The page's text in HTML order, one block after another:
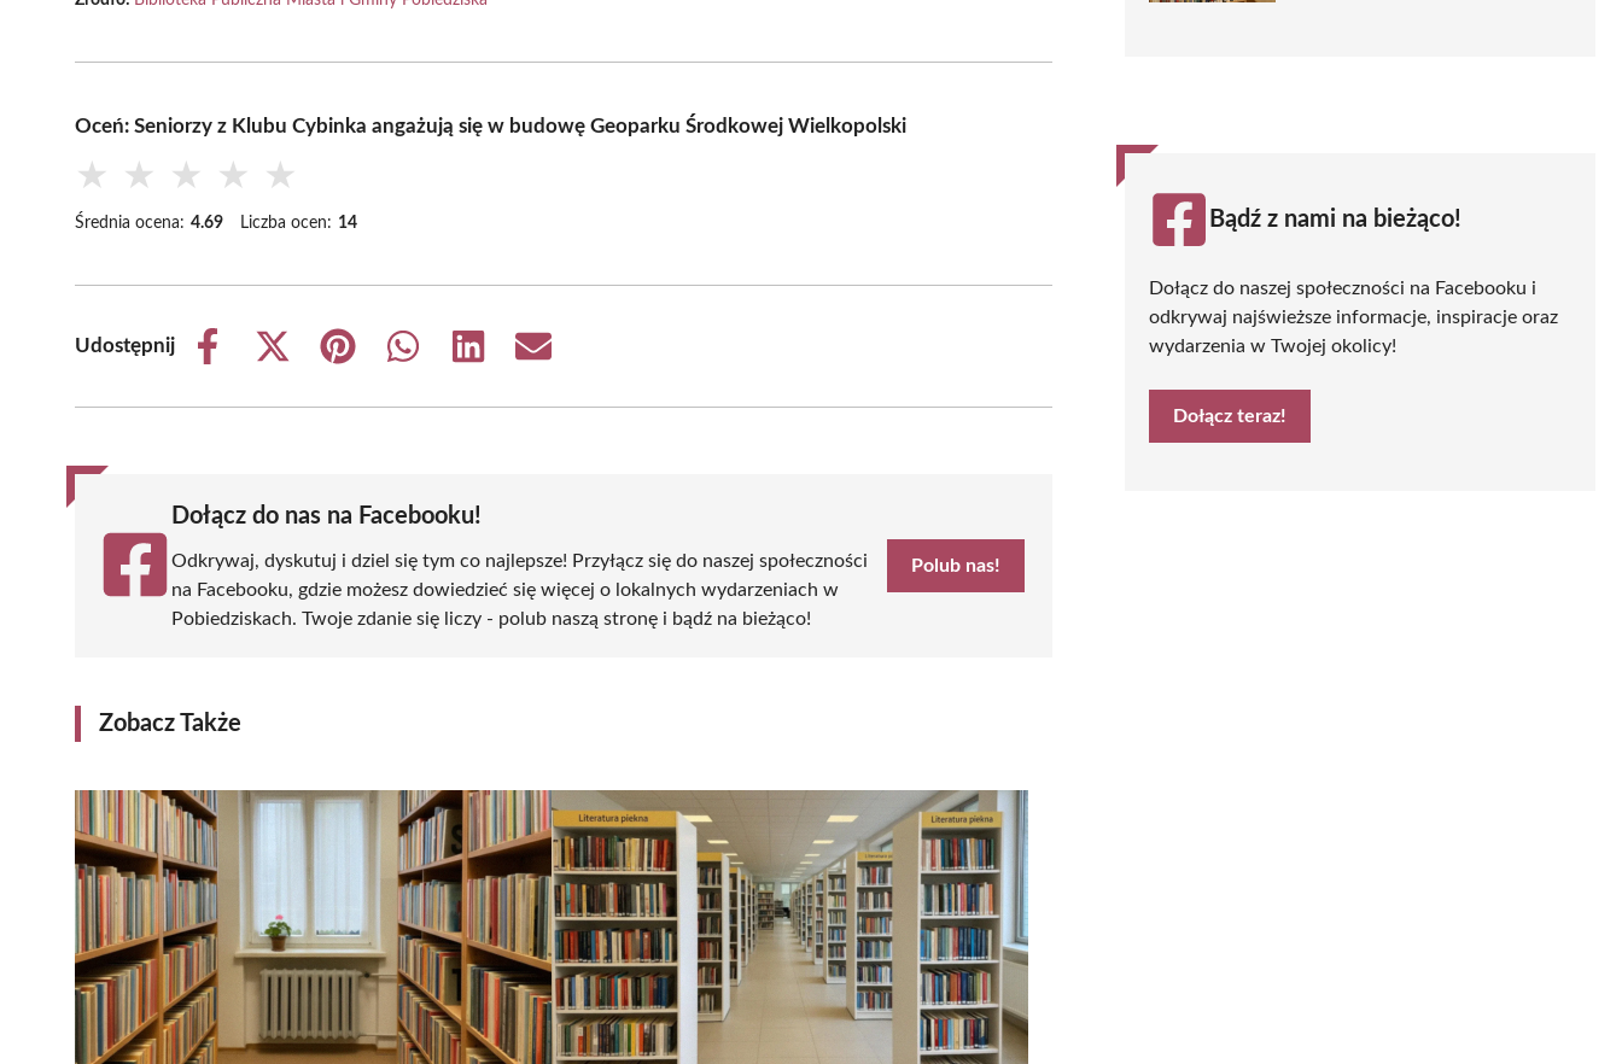
Oceń: Seniorzy z Klubu Cybinka angażują się w budowę Geoparku Środkowej Wielkopolski
★ ★ ★ ★ ★
Średnia ocena: 4.69 Liczba ocen: 14
Udostępnij
Share
Share
(Twitter)
Share
Share
Share
Share
Dołącz do nas na Facebooku!
Odkrywaj, dyskutuj i dziel się tym co najlepsze! Przyłącz się do naszej społeczności
na Facebooku, gdzie możesz dowiedzieć się więcej o lokalnych wydarzeniach w
Pobiedziskach. Twoje zdanie się liczy - polub naszą stronę i bądź na bieżąco!
Polub nas!
Zobacz Także
Bądź z nami na bieżąco!
Dołącz do naszej społeczności na Facebooku i
odkrywaj najświeższe informacje, inspiracje oraz
wydarzenia w Twojej okolicy!
Dołącz teraz!